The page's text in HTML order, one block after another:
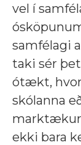
vel í
samfélagi
taki sér
ótækt,
skólanna
marktækur
ekki bara